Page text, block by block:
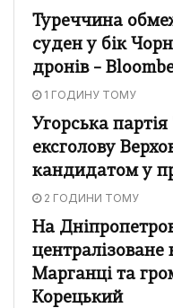
Туреччина
суден у бік
дронів –
1 ГОДИНУ ТОМУ
Угорська
ексголову
кандидатом у
2 ГОДИНИ ТОМУ
На
Марганці та
Корецький